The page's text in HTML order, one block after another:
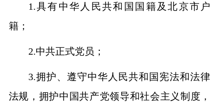
1.具有中华人民共和国国籍及北京市户
籍；
2.中共正式党员；
3.拥护、遵守中华人民共和国宪法和法律
法规，拥护中国共产党领导和社会主义制度，